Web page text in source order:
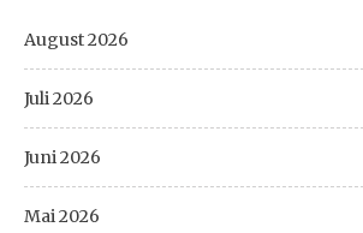
August 2026
Juli 2026
Juni 2026
Mai 2026